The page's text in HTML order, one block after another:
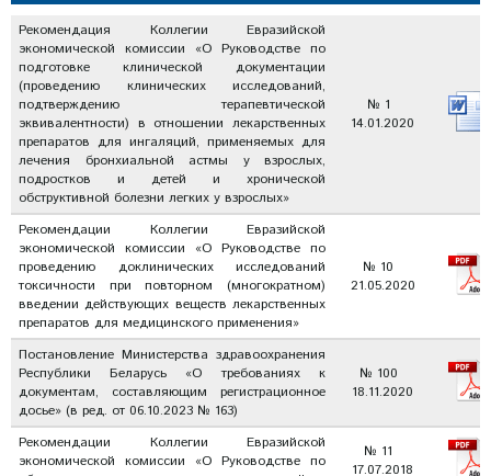
Рекомендация Коллегии Евразийской
экономической комиссии «О Руководстве по
подготовке клинической документации
(проведению клинических исследований,
подтверждению терапевтической
эквивалентности) в отношении лекарственных
препаратов для ингаляций, применяемых для
лечения бронхиальной астмы у взрослых,
подростков и детей и хронической
обструктивной болезни легких у взрослых»
№ 1
14.01.2020
Рекомендации Коллегии Евразийской
экономической комиссии «О Руководстве по
проведению доклинических исследований
токсичности при повторном (многократном)
введении действующих веществ лекарственных
препаратов для медицинского применения»
№ 10
21.05.2020
Постановление Министерства здравоохранения
Республики Беларусь «О требованиях к
документам, составляющим регистрационное
досье» (в ред. от 06.10.2023 № 163)
№ 100
18.11.2020
Рекомендации Коллегии Евразийской
экономической комиссии «О Руководстве по
№ 11
17.07.2018